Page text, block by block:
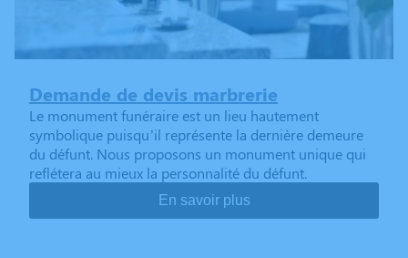
Demande de devis marbrerie
Le monument funéraire est un lieu hautement
symbolique puisqu’il représente la dernière demeure
du défunt. Nous proposons un monument unique qui
reflétera au mieux la personnalité du défunt.
En savoir plus